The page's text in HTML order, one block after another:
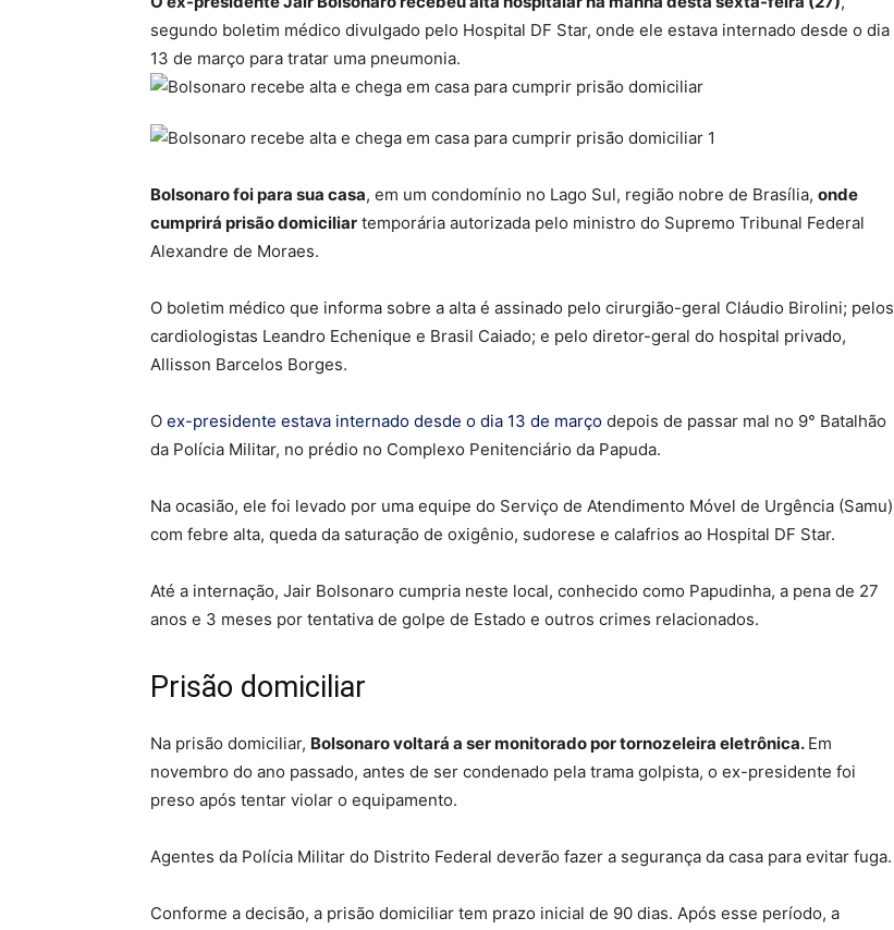
segundo boletim médico divulgado pelo Hospital DF Star, onde ele estava internado desde o dia
13 de março para tratar uma pneumonia.
Bolsonaro foi para sua casa, em um condomínio no Lago Sul, região nobre de Brasília, onde
cumprirá prisão domiciliar temporária autorizada pelo ministro do Supremo Tribunal Federal
Alexandre de Moraes.
O boletim médico que informa sobre a alta é assinado pelo cirurgião-geral Cláudio Birolini; pelos
cardiologistas Leandro Echenique e Brasil Caiado; e pelo diretor-geral do hospital privado,
Allisson Barcelos Borges.
O ex-presidente estava internado desde o dia 13 de março depois de passar mal no 9° Batalhão
da Polícia Militar, no prédio no Complexo Penitenciário da Papuda.
Na ocasião, ele foi levado por uma equipe do Serviço de Atendimento Móvel de Urgência (Samu)
com febre alta, queda da saturação de oxigênio, sudorese e calafrios ao Hospital DF Star.
Até a internação, Jair Bolsonaro cumpria neste local, conhecido como Papudinha, a pena de 27
anos e 3 meses por tentativa de golpe de Estado e outros crimes relacionados.
Prisão domiciliar
Na prisão domiciliar, Bolsonaro voltará a ser monitorado por tornozeleira eletrônica. Em
novembro do ano passado, antes de ser condenado pela trama golpista, o ex-presidente foi
preso após tentar violar o equipamento.
Agentes da Polícia Militar do Distrito Federal deverão fazer a segurança da casa para evitar fuga.
Conforme a decisão, a prisão domiciliar tem prazo inicial de 90 dias. Após esse período, a